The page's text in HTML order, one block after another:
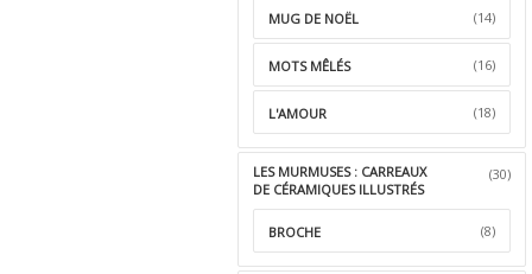
MUG DE NOËL (14)
MOTS MÊLÉS (16)
L'AMOUR (18)
LES MURMUSES : CARREAUX
DE CÉRAMIQUES ILLUSTRÉS
(30)
BROCHE (8)